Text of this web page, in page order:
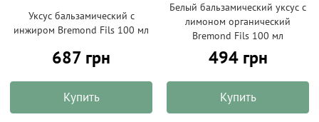
Уксус бальзамический с
инжиром Bremond Fils 100 мл
687 грн
Купить
Белый бальзамический уксус с
лимоном органический
Bremond Fils 100 мл
494 грн
Купить